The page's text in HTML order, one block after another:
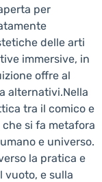
per
delle arti
immersive, in
offre al
alternativi.Nella
tra il comico e
si fa metafora
e universo.
la pratica e
vuoto, e sulla